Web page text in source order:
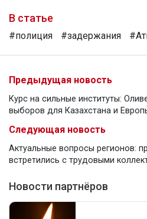
В статье
#полиция #задержания
Предыдущая новость
Курс на сильные институты:
выборов для Казахстана и
Следующая новость
Актуальные вопросы регионов:
встретились с трудовыми